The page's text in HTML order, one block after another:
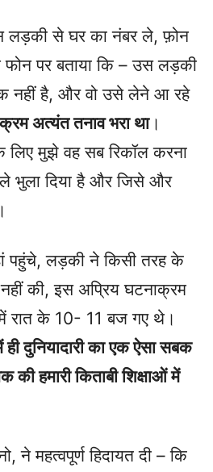
लड़की से घर का नंबर ले, फ़ोन
फोन पर बताया कि – उस लड़की
नहीं है, और वो उसे लेने आ रहे
अत्यंत तनाव भरा था।
मुझे वह सब रिकॉल करना
भुला दिया है और जिसे और
पहुंचे, लड़की ने किसी तरह के
नहीं की, इस अप्रिय घटनाक्रम
के 10- 11 बज गए थे।
दुनियादारी का एक ऐसा सबक
हमारी किताबी शिक्षाओं में
ने महत्वपूर्ण हिदायत दी – कि